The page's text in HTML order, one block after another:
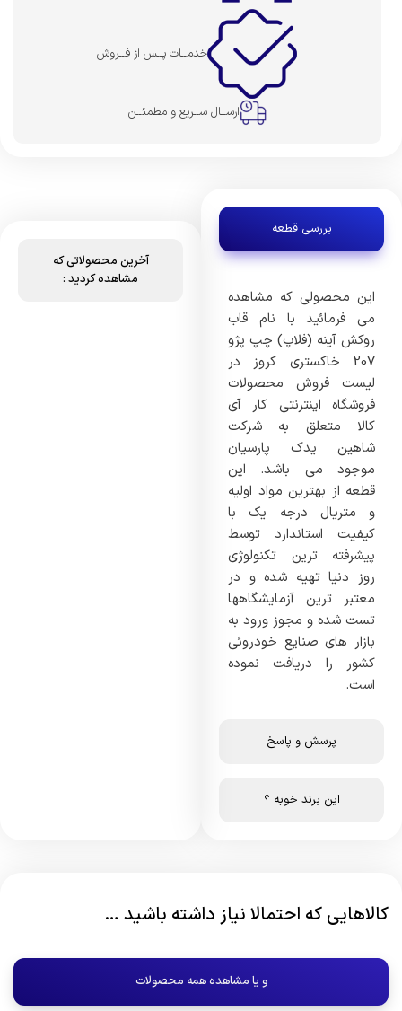
خدمــات پــس از فــروش
ارســال ســریع و مطمئــن
بررسی قطعه
پرسش و پاسخ
این برند خوبه ؟
این محصولی که مشاهده
می فرمائید با نام قاب
روکش آینه (فلاپ) چپ پژو
207 خاکستری کروز در
لیست فروش محصولات
فروشگاه اینترنتی کار آی
کالا متعلق به شرکت
شاهین یدک پارسیان
موجود می باشد. این
قطعه از بهترین مواد اولیه
و متریال درجه یک با
کیفیت استاندارد توسط
پیشرفته ترین تکنولوژی
روز دنیا تهیه شده و در
معتبر ترین آزمایشگاهها
تست شده و مجوز ورود به
بازار های صنایع خودروئی
کشور را دریافت نموده
است.
آخرین محصولاتی که
مشاهده کردید :
کالاهایی که احتمالا نیاز داشته باشید …
و یا مشاهده همه محصولات